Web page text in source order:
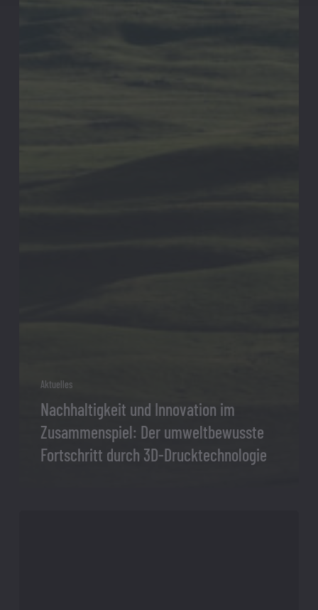
Aktuelles
Nachhaltigkeit und Innovation im
Zusammenspiel: Der umweltbewusste
Fortschritt durch 3D-Drucktechnologie